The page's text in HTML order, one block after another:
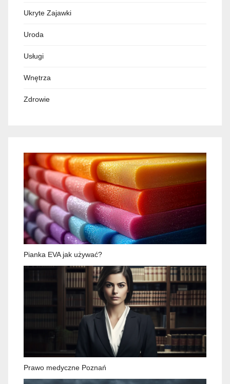
Ukryte Zajawki
Uroda
Usługi
Wnętrza
Zdrowie
Pianka EVA jak używać?
Prawo medyczne Poznań